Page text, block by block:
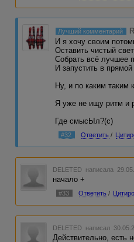
Лучший комментарий
И я хочу своим
Оставить чистый
Собрать всё лучшее
И запустить в
Ну, и по каким таким
Я уже не ищу ритм и
Где смысЫл?(с)
#32 Ответить /
DELETED написала
начало +
#33 Ответить /
DELETED написал
Действительно, есть